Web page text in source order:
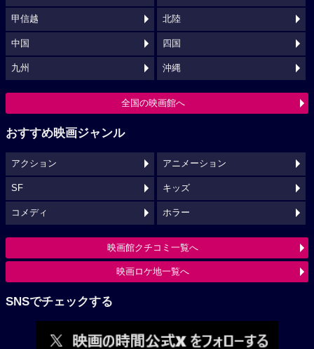
甲信越 北陸
中国 四国
九州 沖縄
全国の映画館へ
おすすめ映画ジャンル
アクション アニメーション
SF キッズ
コメディ ホラー
映画館クチコミ一覧へ
映画ロケ地一覧へ
SNSでチェックする